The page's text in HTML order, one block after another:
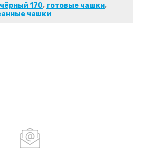
чёрный 170, готовые чашки,
чашки